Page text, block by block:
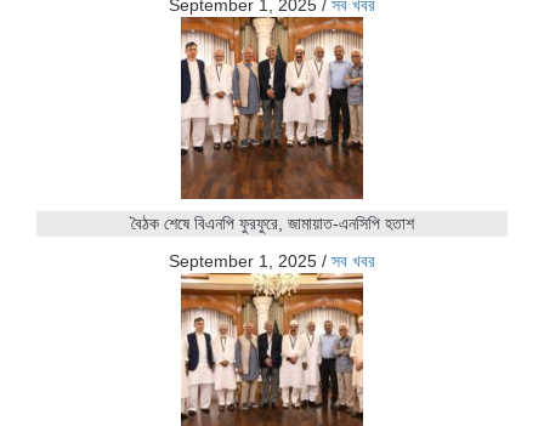
September 1, 2025 / সব খবর
বৈঠক শেষে বিএনপি ফুরফুরে, জামায়াত-এনসিপি হতাশ
September 1, 2025 / সব খবর